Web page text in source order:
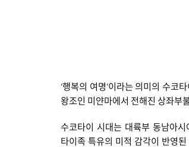
‘행복의 여명’이라는 의미의 수코
왕조인 미얀마에서 전해진 상좌부
수코타이 시대는 대륙부 동남아
타이족 특유의 미적 감각이 반영